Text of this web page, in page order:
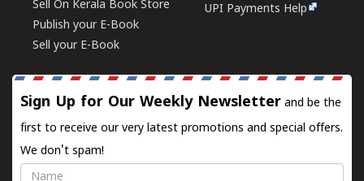
Sell On Kerala Book Store
Publish your E-Book
Sell your E-Book
UPI Payments Help
Sign Up for Our Weekly Newsletter and be the
first to receive our very latest promotions and special offers.
We don't spam!
Name